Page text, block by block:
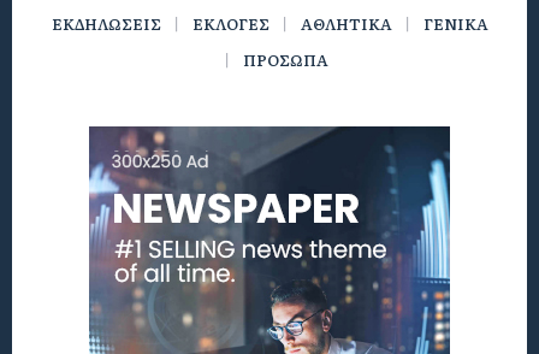
ΕΚΔΗΛΩΣΕΙΣ
ΕΚΛΟΓΕΣ ΑΘΛΗΤΙΚΑ
ΓΕΝΙΚΑ
ΠΡΟΣΩΠΑ